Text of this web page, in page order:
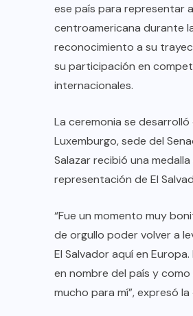
ese país para representar
centroamericana durante
reconocimiento a su
su participación en
internacionales.
La ceremonia se desarrolló
Luxemburgo, sede del
Salazar recibió una
representación de El
“Fue un momento muy
de orgullo poder volver a
El Salvador aquí en
en nombre del país y
mucho para mí”, expresó la